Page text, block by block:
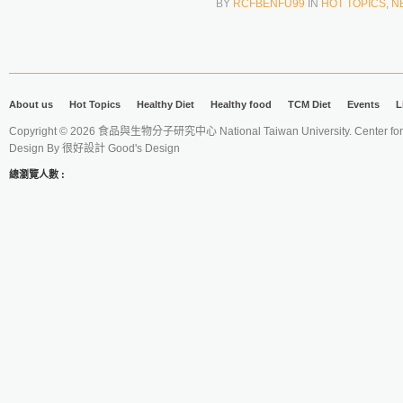
BY RCFBENFU99 IN HOT TOPICS,
About us Hot Topics Healthy Diet Healthy food TCM Diet Events
Copyright © 2026 食品與生物分子研究中心 National Taiwan University. Center
Design By 很好設計 Good's Design
總瀏覽人數 :